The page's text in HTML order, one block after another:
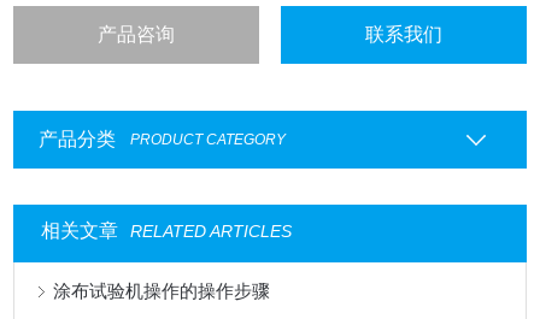
产品咨询 联系我们
产品分类 PRODUCT CATEGORY
相关文章 RELATED ARTICLES
涂布试验机操作的操作步骤